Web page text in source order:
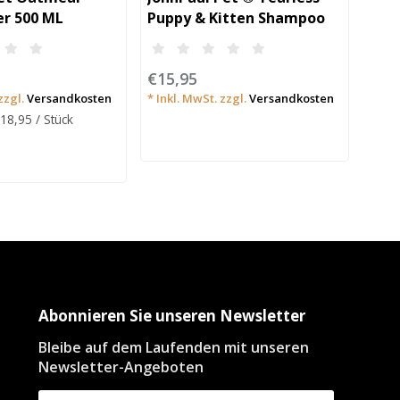
500 ML
Versandkosten
/ Stück
Puppy & Kitten Shampoo
€15,95
* Inkl. MwSt. zzgl.Versandkosten
Abonnieren Sie unseren Newsletter
Bleibe auf dem Laufenden mit unseren
Newsletter-Angeboten